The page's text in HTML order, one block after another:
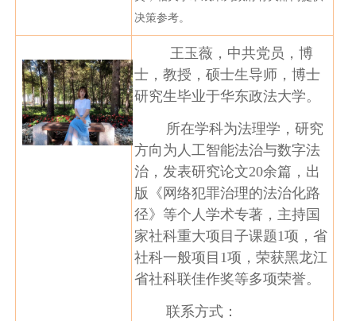
决策参考。
王玉薇，中共党员，博
士，教授，硕士生导师，博士
研究生毕业于华东政法大学。
所在学科为法理学，研究
方向为人工智能法治与数字法
治，发表研究论文20余篇，出
版《网络犯罪治理的法治化路
径》等个人学术专著，主持国
家社科重大项目子课题1项，省
社科一般项目1项，荣获黑龙江
省社科联佳作奖等多项荣誉。
联系方式：